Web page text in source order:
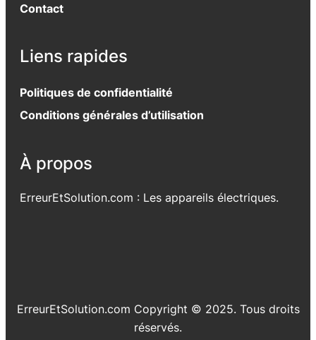
Contact
Liens rapides
Politiques de confidentialité
Conditions générales d’utilisation
À propos
ErreurEtSolution.com : Les appareils électriques.
ErreurEtSolution.com Copyright © 2025. Tous droits
réservés.